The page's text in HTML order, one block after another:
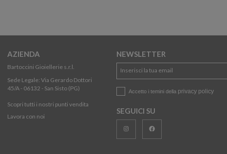
AZIENDA
Bartoccini Gioiellerie s.r.l.
Sede Legale: Via Gerardo Dottori
45/A - 06132 - San Sisto (PG)
Scopri tutti i nostri punti vendita
Lavora con noi
NEWSLETTER
Accetto i temini della privacy policy
SEGUICI SU